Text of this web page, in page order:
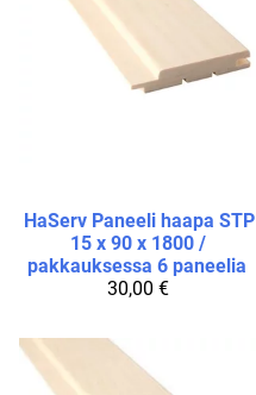
HaServ Paneeli haapa STP
15 x 90 x 1800 /
pakkauksessa 6 paneelia
30,00 €